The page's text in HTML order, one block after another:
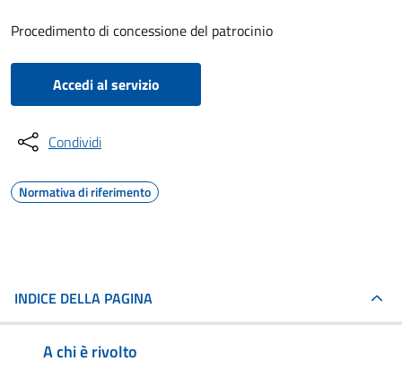
Procedimento di concessione del patrocinio
Accedi al servizio
Condividi
Normativa di riferimento
INDICE DELLA PAGINA
A chi è rivolto